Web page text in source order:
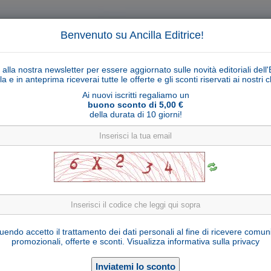
Benvenuto su Ancilla Editrice!
alla nostra newsletter per essere aggiornato sulle novità editoriali
e in anteprima riceverai tutte le offerte e gli sconti riservati ai nostri
Ai nuovi iscritti regaliamo un
buono sconto di 5,00 €
della durata di 10 giorni!
accetto il trattamento dei dati personali al fine di ricevere
promozionali, offerte e sconti. Visualizza informativa sulla privacy
Cerca
Collane libri
Articoli religiosi
medaglia di San Benedetto argento 925°/°°
Seleziona una variante